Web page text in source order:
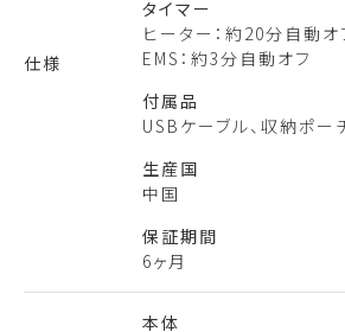
仕様
タイマー
ヒーター：約20分自動オ
EMS：約3分自動オフ
付属品
USBケーブル、収納ポー
生産国
中国
保証期間
6ヶ月
本体